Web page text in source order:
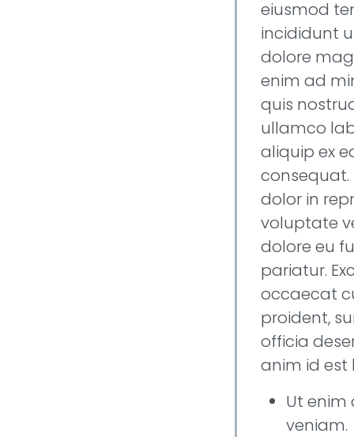
eiusmod
incididunt
dolore
enim ad
quis
ullamco
aliquip ex
consequat.
dolor in
voluptate
dolore eu
pariatur.
occaecat
proident,
officia
anim id est
Ut enim
veniam.